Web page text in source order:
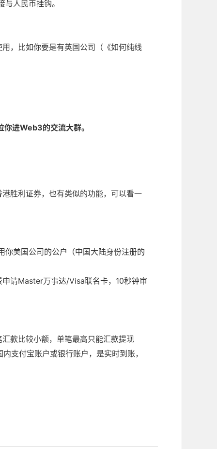
人民币挂钩。
，比如你要是有英国公司（《如何纯线
进Web3的交流大群。
胜利证券，也有类似的功能，可以看一
你美国公司的公户（中国大陆身份注册的
请Master万事达/Visa联名卡，10秒钟审
款比较小额，单笔最高只能汇款提现
支付宝账户或银行账户，是实时到账，